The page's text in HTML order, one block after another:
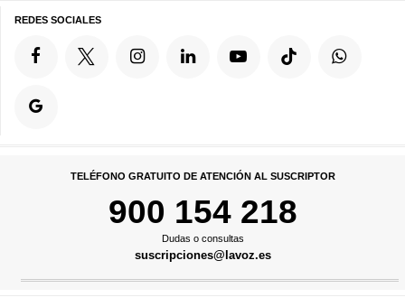
REDES SOCIALES
TELÉFONO GRATUITO DE ATENCIÓN AL SUSCRIPTOR
900 154 218
Dudas o consultas
suscripciones@lavoz.es